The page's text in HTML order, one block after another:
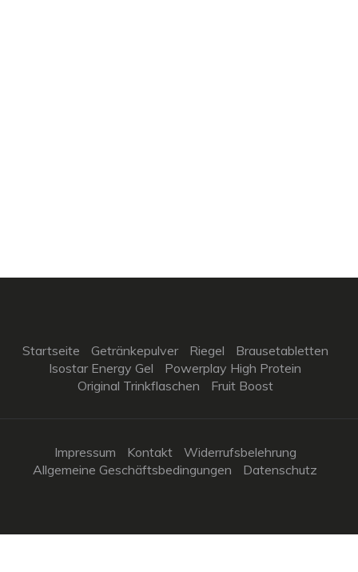
Startseite Getränkepulver Riegel
Brausetabletten
Isostar Energy Gel
Powerplay High Protein
Original Trinkflaschen
Fruit Boost
Impressum Kontakt
Widerrufsbelehrung
Allgemeine Geschäftsbedingungen
Datenschutz